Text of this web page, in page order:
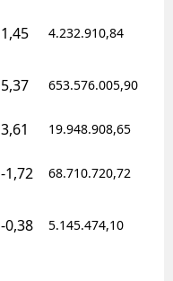
1,45 4.232.910,84
5,37 653.576.005,90
3,61 19.948.908,65
-1,72 68.710.720,72
-0,38 5.145.474,10